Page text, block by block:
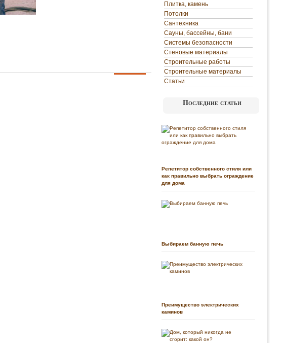
Плитка, камень
Потолки
Сантехника
Сауны, бассейны, бани
Системы безопасности
Стеновые материалы
Строительные работы
Строительные материалы
Статьи
Последние статьи
Репетитор собственного стиля или
как правильно выбрать ограждение
для дома
Выбираем банную печь
Преимущество электрических
каминов